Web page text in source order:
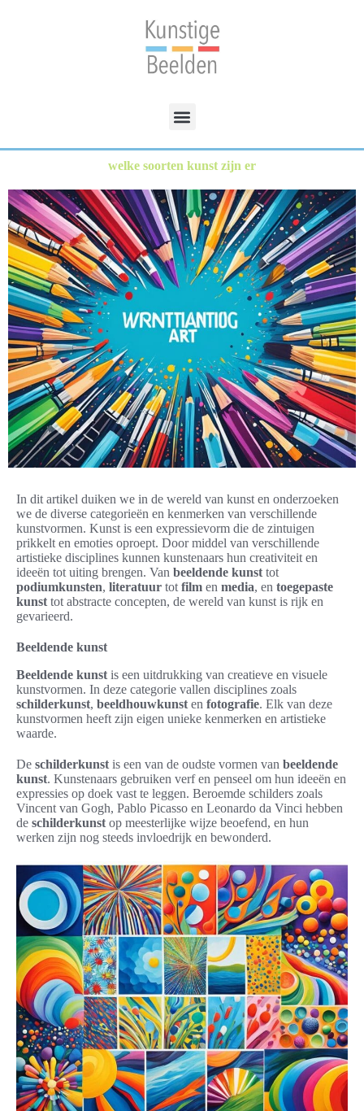
welke soorten kunst zijn er
In dit artikel duiken we in de wereld van kunst en onderzoeken
we de diverse categorieën en kenmerken van verschillende
kunstvormen. Kunst is een expressievorm die de zintuigen
prikkelt en emoties oproept. Door middel van verschillende
artistieke disciplines kunnen kunstenaars hun creativiteit en
ideeën tot uiting brengen. Van beeldende kunst tot
podiumkunsten, literatuur tot film en media, en toegepaste
kunst tot abstracte concepten, de wereld van kunst is rijk en
gevarieerd.
Beeldende kunst
Beeldende kunst is een uitdrukking van creatieve en visuele
kunstvormen. In deze categorie vallen disciplines zoals
schilderkunst, beeldhouwkunst en fotografie. Elk van deze
kunstvormen heeft zijn eigen unieke kenmerken en artistieke
waarde.
De schilderkunst is een van de oudste vormen van beeldende
kunst. Kunstenaars gebruiken verf en penseel om hun ideeën en
expressies op doek vast te leggen. Beroemde schilders zoals
Vincent van Gogh, Pablo Picasso en Leonardo da Vinci hebben
de schilderkunst op meesterlijke wijze beoefend, en hun
werken zijn nog steeds invloedrijk en bewonderd.